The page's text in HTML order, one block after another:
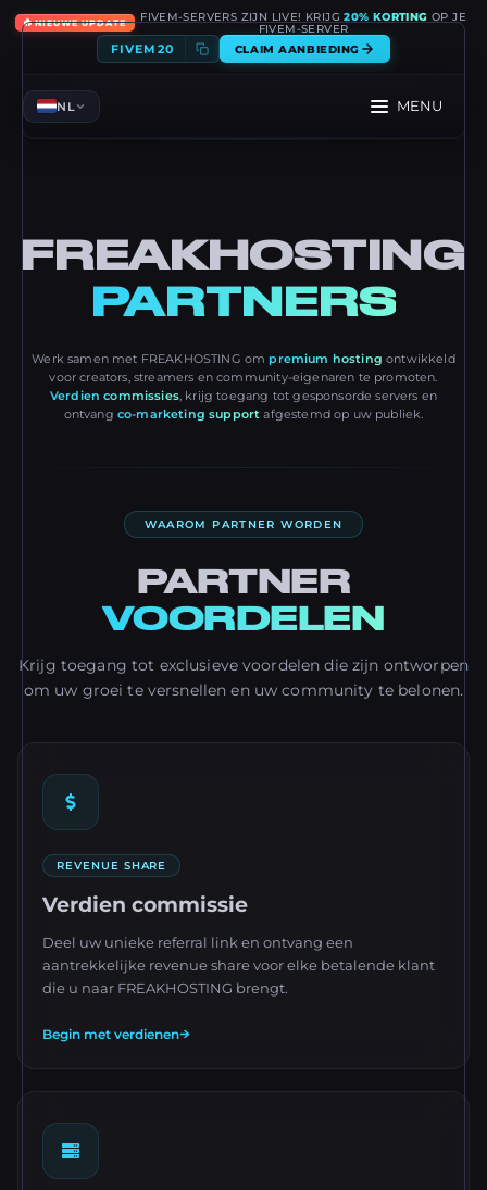
🔥NIEUWE UPDATE FIVEM-SERVERS ZIJN LIVE! KRIJG20% KORTING OP JE
FIVEM-SERVER
FIVEM20 CLAIM AANBIEDING
NL MENU
FREAKHOSTING
PARTNERS
Werk samen met FREAKHOSTING om premium hosting ontwikkeld
voor creators, streamers en community-eigenaren te promoten.
Verdien commissies, krijg toegang tot gesponsorde servers en
ontvang co-marketing support afgestemd op uw publiek.
WAAROM PARTNER WORDEN
PARTNER
VOORDELEN
Krijg toegang tot exclusieve voordelen die zijn ontworpen
om uw groei te versnellen en uw community te belonen.
REVENUE SHARE
Verdien commissie
Deel uw unieke referral link en ontvang een
aantrekkelijke revenue share voor elke betalende klant
die u naar FREAKHOSTING brengt.
Begin met verdienen